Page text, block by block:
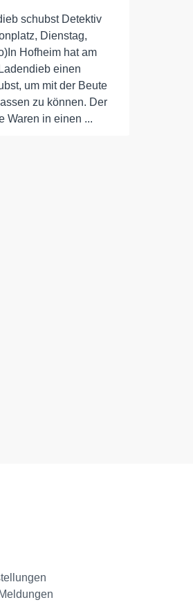
schubst Detektiv
Dienstag,
Hofheim hat am
einen
um mit der Beute
zu können. Der
Waren in einen ...